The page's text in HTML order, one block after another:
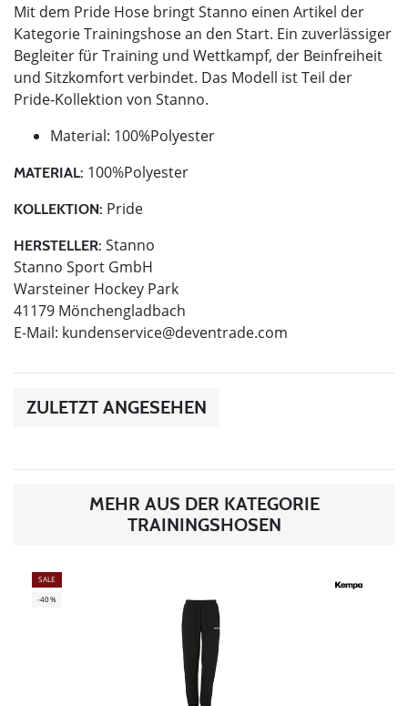
Mit dem Pride Hose bringt Stanno einen Artikel der
Kategorie Trainingshose an den Start. Ein zuverlässiger
Begleiter für Training und Wettkampf, der Beinfreiheit
und Sitzkomfort verbindet. Das Modell ist Teil der
Pride-Kollektion von Stanno.
Material: 100%Polyester
MATERIAL: 100%Polyester
KOLLEKTION: Pride
HERSTELLER: Stanno
Stanno Sport GmbH
Warsteiner Hockey Park
41179 Mönchengladbach
E-Mail: kundenservice@deventrade.com
ZULETZT ANGESEHEN
MEHR AUS DER KATEGORIE
TRAININGSHOSEN
SALE
-40%